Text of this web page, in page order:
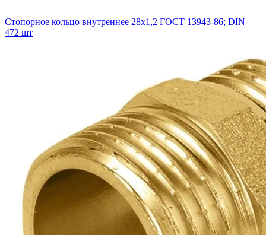
Стопорное кольцо внутреннее 28х1,2 ГОСТ 13943-86; DIN
472 шт